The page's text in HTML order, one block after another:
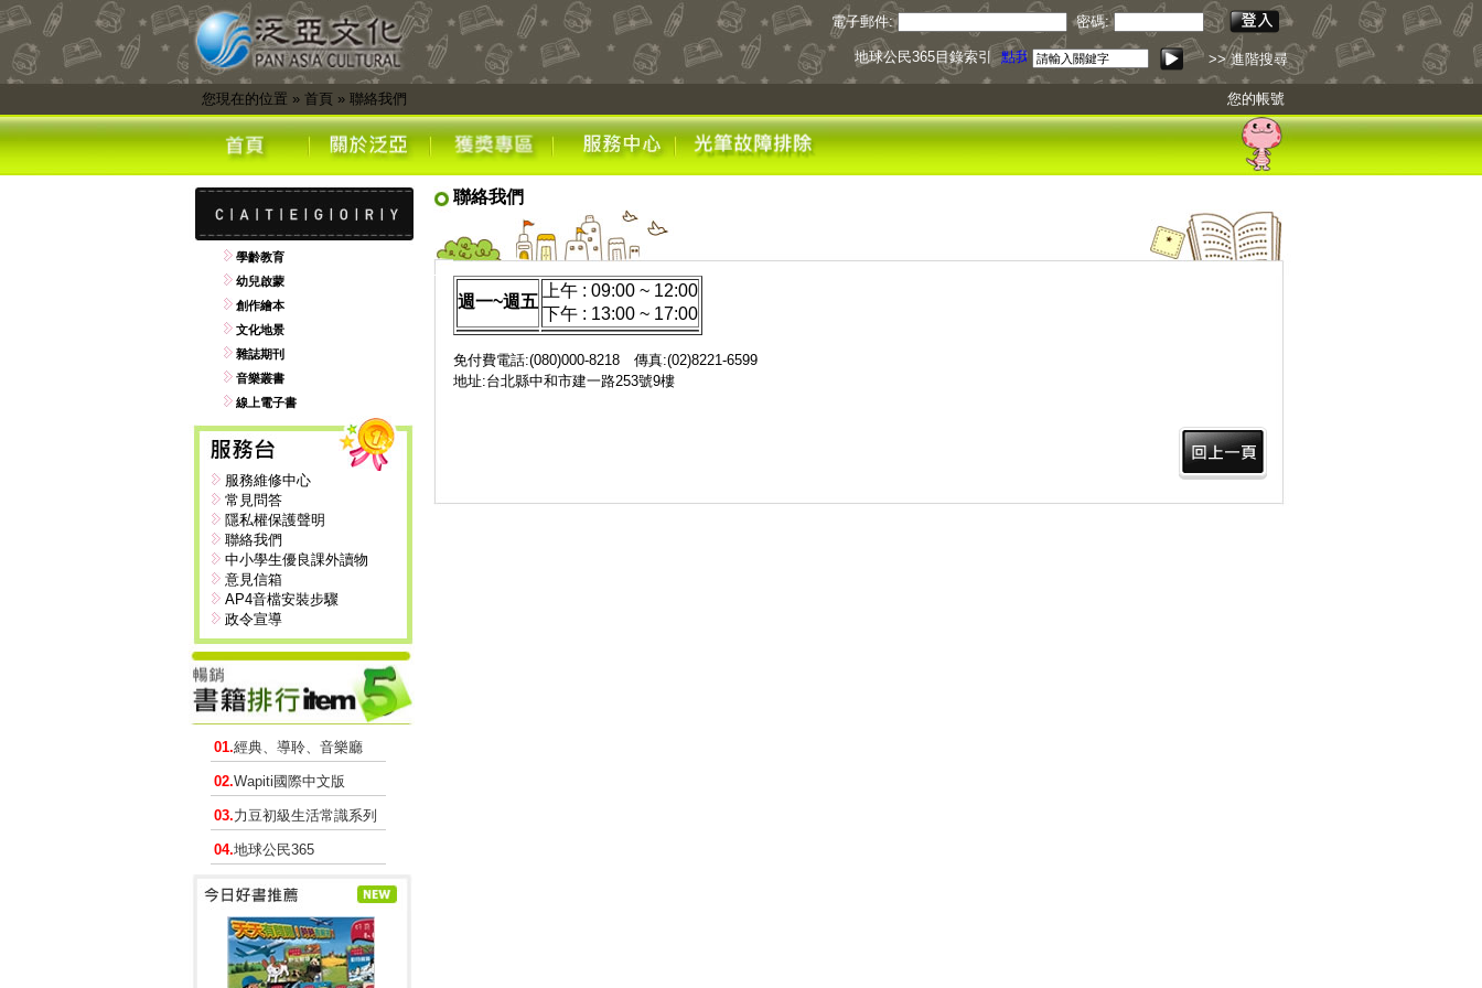
電子郵件: 密碼:
地球公民365目錄索引點我下載 >> 進階搜尋
您現在的位置 » 首頁» 聯絡我們 您的帳號
學齡教育
幼兒啟蒙
創作繪本
文化地景
雜誌期刊
音樂叢書
線上電子書
服務維修中心
常見問答
隱私權保護聲明
聯絡我們
中小學生優良課外讀物
意見信箱
AP4音檔安裝步驟
政令宣導
01.經典、導聆、音樂廳
02.Wapiti國際中文版
03.力豆初級生活常識系列
04.地球公民365
聯絡我們
週一~週五
上午 : 09:00 ~ 12:00
下午 : 13:00 ~ 17:00
免付費電話:(080)000-8218 傳真:(02)8221-6599
地址:台北縣中和市建一路253號9樓